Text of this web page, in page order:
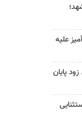
علیه
پایان